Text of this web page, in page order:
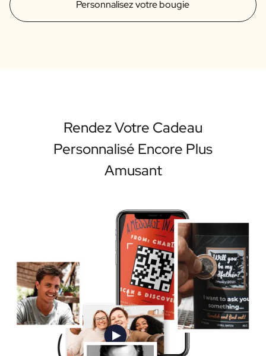
Personnalisez votre bougie
Rendez Votre Cadeau
Personnalisé Encore Plus
Amusant